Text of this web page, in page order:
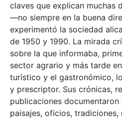
claves que explican muchas
—no siempre en la buena
experimentó la sociedad
de 1950 y 1990. La mirada
sobre la que informaba,
sector agrario y más tarde
turístico y el gastronómico,
y prescriptor. Sus crónicas,
publicaciones
paisajes, oficios,